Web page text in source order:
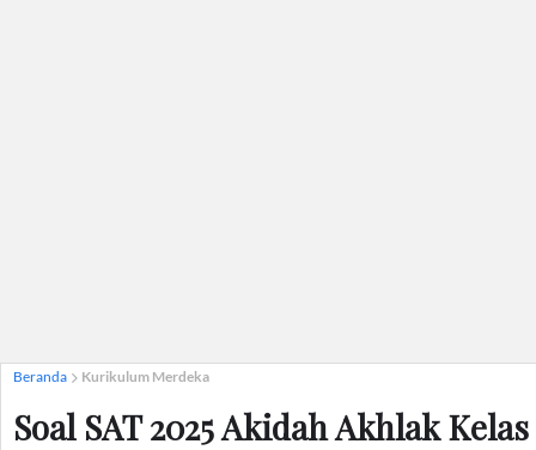
Beranda Kurikulum Merdeka
Soal SAT 2025 Akidah Akhlak Kelas